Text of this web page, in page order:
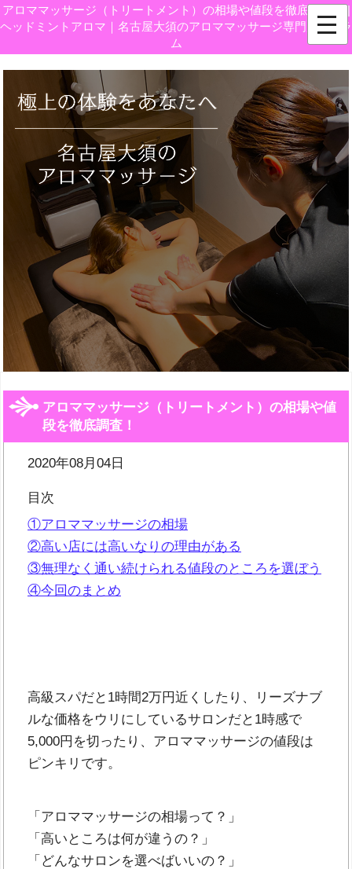
アロママッサージ（トリートメント）の相場や値段を徹底調査！ |
ヘッドミントアロマ｜名古屋大須のアロママッサージ専門店 - コラ
ム
アロママッサージ（トリートメント）の相場や値
段を徹底調査！
2020年08月04日
目次
①アロママッサージの相場
②高い店には高いなりの理由がある
③無理なく通い続けられる値段のところを選ぼう
④今回のまとめ
高級スパだと1時間2万円近くしたり、リーズナブ
ルな価格をウリにしているサロンだと1時感で
5,000円を切ったり、アロママッサージの値段は
ピンキリです。
「アロママッサージの相場って？」
「高いところは何が違うの？」
「どんなサロンを選べばいいの？」